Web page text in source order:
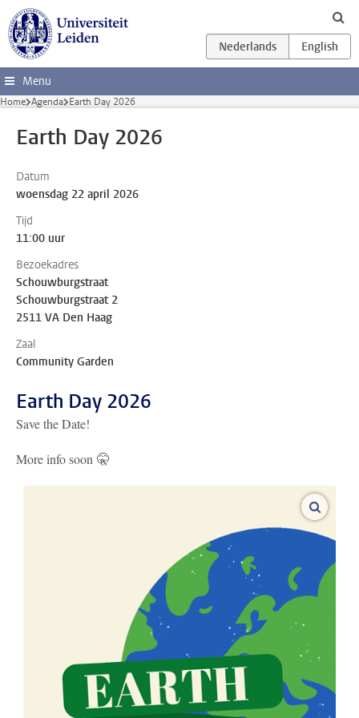
Ga direct naar de inhoud
Menu
Home Agenda Earth Day 2026
Earth Day 2026
Datum
woensdag 22 april 2026
Tijd
11:00 uur
Bezoekadres
Schouwburgstraat
Schouwburgstraat 2
2511 VA Den Haag
Zaal
Community Garden
Earth Day 2026
Save the Date!
More info soon 🤫